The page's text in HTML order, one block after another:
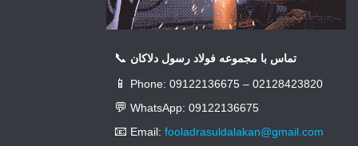
📞 تماس با مجموعه فولاد رسول دلاکان
📱 Phone: 09122136675 – 02128423820
💬 WhatsApp: 09122136675
📧 Email: fooladrasuldalakan@gmail.com